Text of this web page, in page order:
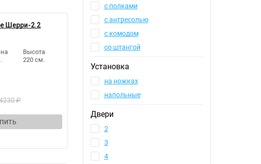
Шерри-2.2
Высота
220 см.
₽
с полками
с антресолью
с комодом
со штангой
Установка
на ножках
напольные
Двери
2
3
4